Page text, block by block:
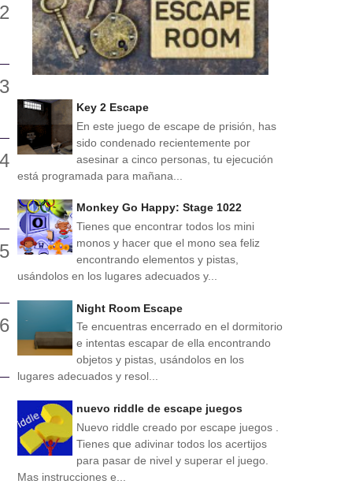
Key 2 Escape
En este juego de escape de prisión, has
sido condenado recientemente por
asesinar a cinco personas, tu ejecución
está programada para mañana...
Monkey Go Happy: Stage 1022
Tienes que encontrar todos los mini
monos y hacer que el mono sea feliz
encontrando elementos y pistas,
usándolos en los lugares adecuados y...
Night Room Escape
Te encuentras encerrado en el dormitorio
e intentas escapar de ella encontrando
objetos y pistas, usándolos en los
lugares adecuados y resol...
nuevo riddle de escape juegos
Nuevo riddle creado por escape juegos .
Tienes que adivinar todos los acertijos
para pasar de nivel y superar el juego.
Mas instrucciones e...